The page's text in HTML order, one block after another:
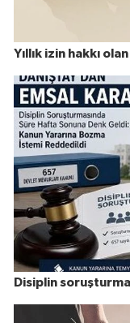
Yıllık izin hakkı
Disiplin